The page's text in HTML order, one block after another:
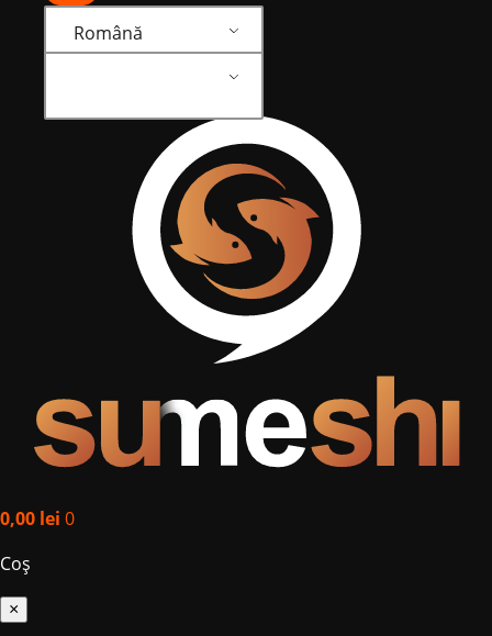
Română
0,00 lei 0
Coș
×